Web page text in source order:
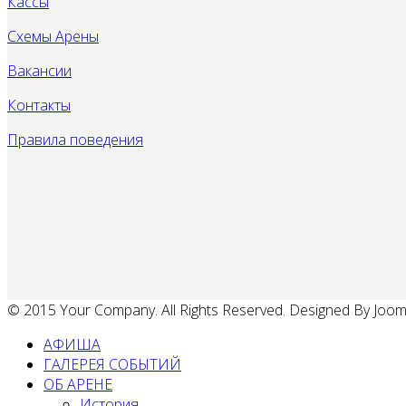
Схемы Арены
Вакансии
Контакты
Правила поведения
© 2015 Your Company. All Rights Reserved. Designed By
АФИША
ГАЛЕРЕЯ СОБЫТИЙ
ОБ АРЕНЕ